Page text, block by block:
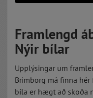
Framlengd
Nýir bílar
Upplýsingar um
Brimborg má finna hér
bíla er hægt að skoða